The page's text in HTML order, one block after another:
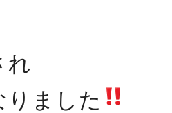
れ
ました